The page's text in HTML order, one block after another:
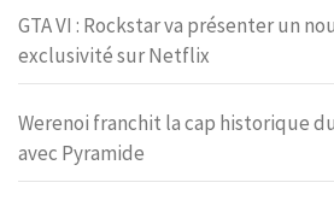
GTA VI : Rockstar va présenter un
exclusivité sur Netflix
Werenoi franchit la cap historique
avec Pyramide